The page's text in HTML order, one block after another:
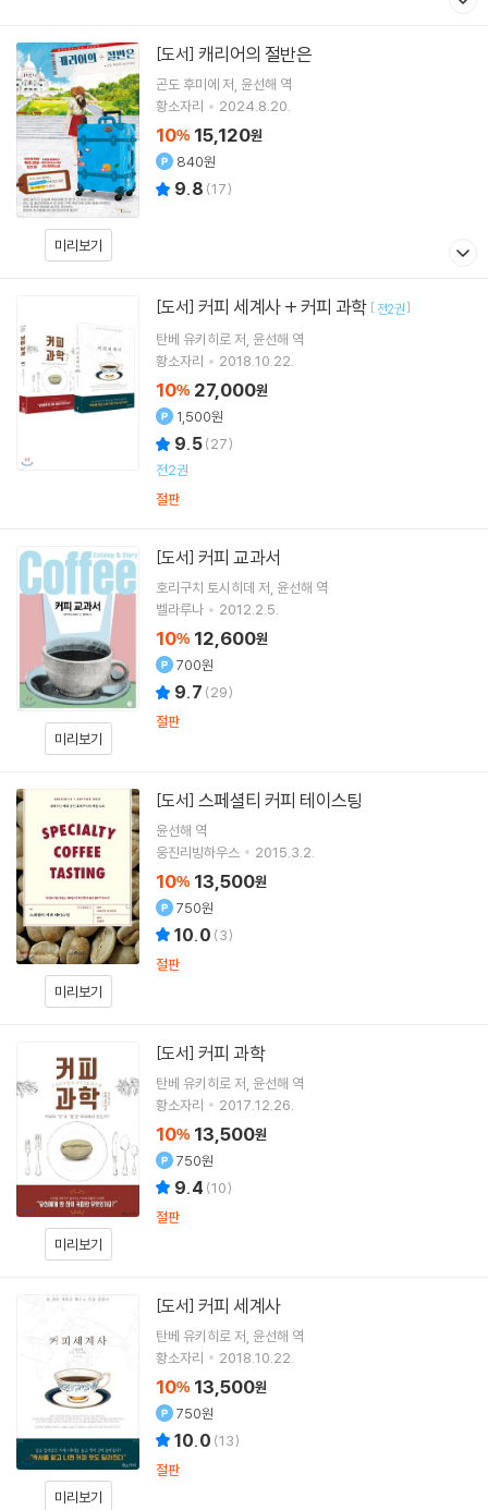
미리보기
[도서] 캐리어의 절반은
곤도 후미에저 윤선해 역
황소자리
2024.8.20.
10% 15,120원
840원
9.8 (17)
[도서] 커피 세계사 + 커피 과학 [ 전2권]
탄베 유키히로 저 윤선해 역
황소자리
2018.10.22.
10% 27,000원
1,500원
9.5(27)
전2권
절판
미리보기
[도서] 커피 교과서
호리구치 토시히데 저 윤선해 역
벨라루나
2012.2.5.
10% 12,600원
700원
9.7 (29)
절판
미리보기
[도서] 스페셜티 커피 테이스팅
윤선해 역
웅진리빙하우스
2015.3.2.
10% 13,500원
750원
10.0 (3)
절판
미리보기
[도서] 커피 과학
탄베 유키히로 저 윤선해 역
황소자리
2017.12.26.
10% 13,500원
750원
9.4 (10)
절판
미리보기
[도서] 커피 세계사
탄베 유키히로 저 윤선해 역
황소자리
2018.10.22.
10% 13,500원
750원
10.0 (13)
절판